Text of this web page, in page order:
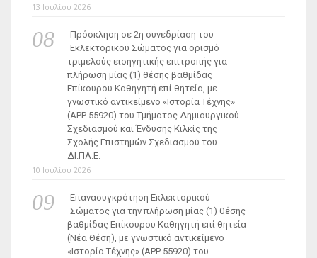
13 Ιουλίου 2026
Πρόσκληση σε 2η συνεδρίαση του
Εκλεκτορικού Σώματος για ορισμό
τριμελούς εισηγητικής επιτροπής για
πλήρωση μίας (1) θέσης βαθμίδας
Επίκουρου Καθηγητή επί θητεία, με
γνωστικό αντικείμενο «Ιστορία Τέχνης»
(ΑΡΡ 55920) του Τμήματος Δημιουργικού
Σχεδιασμού και Ένδυσης Κιλκίς της
Σχολής Επιστημών Σχεδιασμού του
ΔΙ.ΠΑ.Ε.
10 Ιουλίου 2026
Επανασυγκρότηση Εκλεκτορικού
Σώματος για την πλήρωση μίας (1) θέσης
βαθμίδας Επίκουρου Καθηγητή επί θητεία
(Νέα Θέση), με γνωστικό αντικείμενο
«Ιστορία Τέχνης» (ΑΡΡ 55920) του